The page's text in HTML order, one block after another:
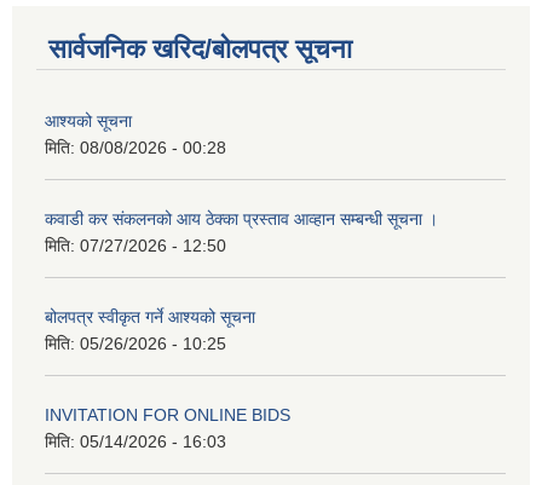
सार्वजनिक खरिद/बोलपत्र सूचना
आश्यको सूचना
मिति: 08/08/2026 - 00:28
कवाडी कर संकलनको आय ठेक्का प्रस्ताव आव्हान सम्बन्धी सूचना ।
मिति: 07/27/2026 - 12:50
बोलपत्र स्वीकृत गर्ने आश्यको सूचना
मिति: 05/26/2026 - 10:25
INVITATION FOR ONLINE BIDS
मिति: 05/14/2026 - 16:03